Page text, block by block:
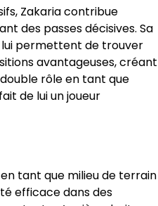
Zakaria contribue
des passes décisives. Sa
lui permettent de trouver
avantageuses, créant
rôle en tant que
de lui un joueur
tant que milieu de terrain
efficace dans des